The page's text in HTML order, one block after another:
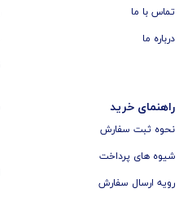
تماس با ما
درباره ما
راهنمای خرید
نحوه ثبت سفارش
شیوه های پرداخت
رویه ارسال سفارش